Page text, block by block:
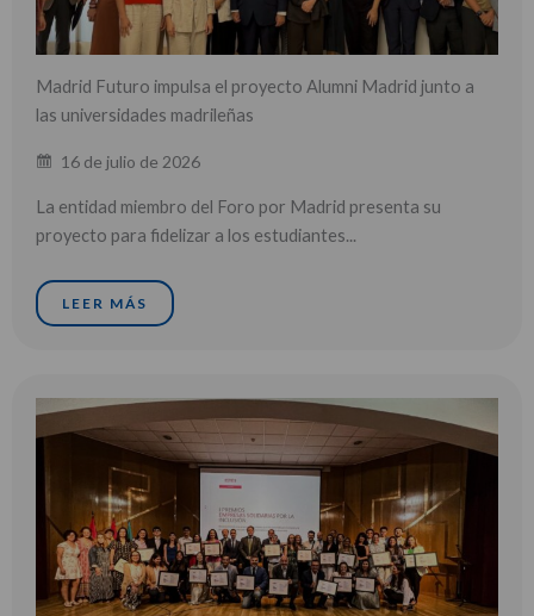
Madrid Futuro impulsa el proyecto Alumni Madrid junto a
las universidades madrileñas
16 de julio de 2026
La entidad miembro del Foro por Madrid presenta su
proyecto para fidelizar a los estudiantes...
LEER MÁS